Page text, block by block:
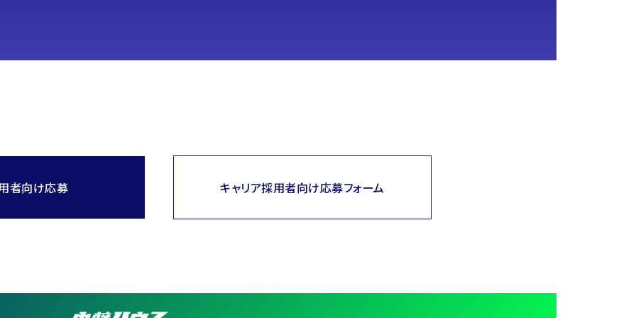
者向け応募 キャリア採用者向け応募フォーム